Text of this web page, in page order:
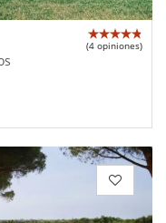
(4 opiniones)